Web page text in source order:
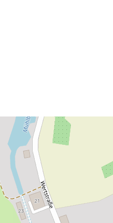
8090d-62a0-43e1-afbd-
6230ae26de89